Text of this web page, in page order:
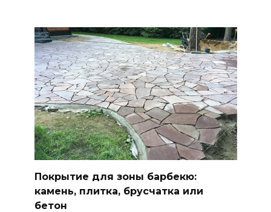
Покрытие для зоны барбекю:
камень, плитка, брусчатка или
бетон